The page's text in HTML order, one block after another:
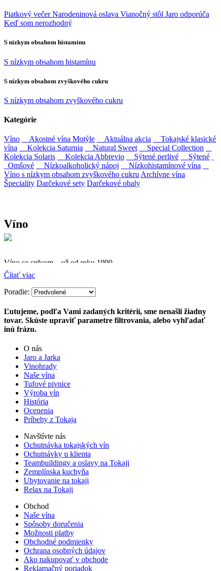
Piatkový večerNarodeninová oslava Vianočný stôl Jaro odporúča
Keď som nerozhodný
S nízkym obsahom histamínu
S nízkym obsahom histamínu
S nízkym obsahom zvyškového cukru
S nízkym obsahom zvyškového cukru
Kategórie
Víno Akostné vína Motýle Aktuálna akcia
Tokajské klasické
vína
Kolekcia Saturnia Natural Sweet
Special Collection
Kolekcia Solaris
Kolekcia Abbrevio Sýtené perlivé
Sýtené
Omšové
Nízkoalkoholický nápoj
Nízkohistamínové vína
Víno s nízkym obsahom zvyškového cukru Archívne vína
Špeciality Darčekové sety Darčekové obaly
Víno
Víno so srdcom – už od roku 1990
Firma Ostrožovič je najstaršou privátnou firmou na
slovenskom Tokaji.
priniesli na slovenský trh sólo spracované vína z tokajských odrôd
Furmint, Lipovina a Muškát žltý reduktívnou technológiou. Hrozno
spracúvame najmodernejšími technológiami, vrátane riadenej
Čítať viac
Poradie:
Ľutujeme, podľa Vami zadaných kritérií, sme nenašli žiadny
tovar. Skúste upraviť parametre filtrovania, alebo vyhľadať
inú frázu.
O nás
Jaro a Jarka
Vinohrady
Naše vína
Tufové pivnice
Výroba vín
História
Ocenenia
Príbehy z Tokaja
Navštívte nás
Ochutnávka tokajských vín
Ochutnávky u klienta
Teambuildingy a oslavy na Tokaji
Zemplínska kuchyňa
Ubytovanie na tokaji
Relax na Tokaji
Obchod
Naše vína
Spôsoby doručenia
Možnosti platby
Obchodné podmienky
Ochrana osobných údajov
Ako nakupovať v obchode
Reklamačný poriadok